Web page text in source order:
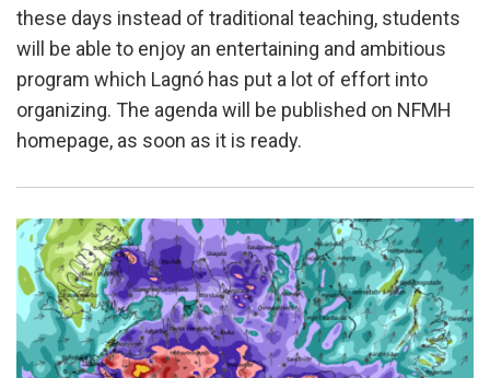
these days instead of traditional teaching, students
will be able to enjoy an entertaining and ambitious
program which Lagnó has put a lot of effort into
organizing. The agenda will be published on NFMH
homepage, as soon as it is ready.